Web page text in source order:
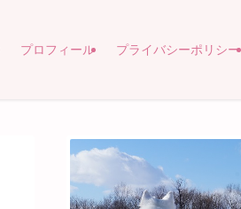
プロフィール プライバシーポリシー